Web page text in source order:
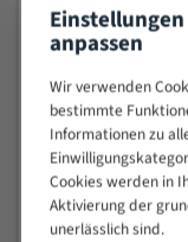
15
20
30
50
80
> 100
VOLLMATERIAL
anpassen
Wir verwenden
bestimmte
Informationen zu
Cookies werden in
Aktivierung der
unerlässlich sind.